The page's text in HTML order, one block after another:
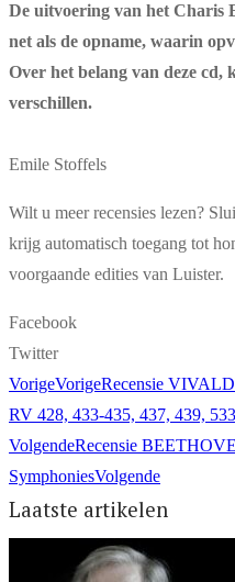
De uitvoering van het Charis
net als de opname, waarin
Over het belang van deze cd,
verschillen.
Emile Stoffels
Wilt u meer recensies lezen?
krijg automatisch toegang tot
voorgaande edities van Luister.
Facebook
Twitter
VorigeVorigeRecensie
RV 428, 433-435, 437, 439,
VolgendeRecensie
SymphoniesVolgende
Laatste artikelen